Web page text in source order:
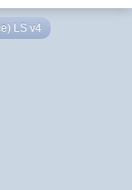
LS v4